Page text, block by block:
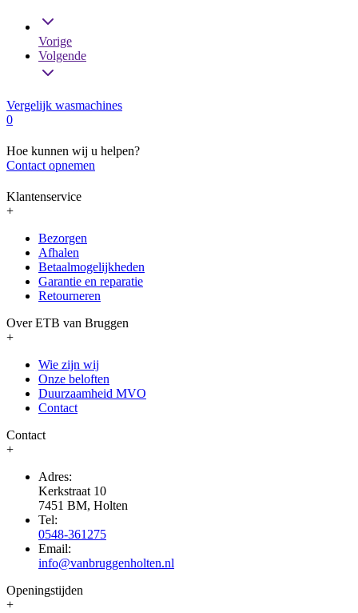
Vorige
Volgende
Vergelijk wasmachines
0
Hoe kunnen wij u helpen?
Contact opnemen
Klantenservice
+
Bezorgen
Afhalen
Betaalmogelijkheden
Garantie en reparatie
Retourneren
Over ETB van Bruggen
+
Wie zijn wij
Onze beloften
Duurzaamheid MVO
Contact
Contact
+
Adres:
Kerkstraat 10
7451 BM, Holten
Tel:
0548-361275
Email:
info@vanbruggenholten.nl
Openingstijden
+